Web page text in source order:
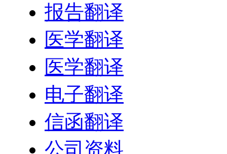
报告翻译
医学翻译
医学翻译
电子翻译
信函翻译
公司资料